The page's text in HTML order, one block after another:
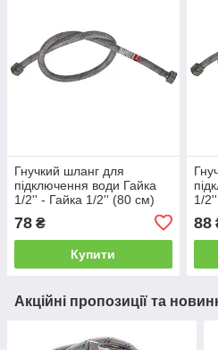
Гнучкий шланг для
підключення води Гайка
1/2'' - Гайка 1/2'' (80 см)
Чехія
78 ₴
Купити
1/
88
Акційні пропозиції та